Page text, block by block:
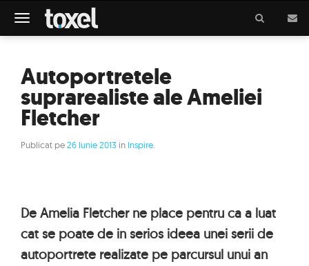
Meniu
Autoportretele
suprarealiste ale Ameliei
Fletcher
Publicat pe26 Iunie 2013 in Inspire
De Amelia Fletcher ne place pentru ca a luat
cat se poate de in serios ideea unei serii de
autoportrete realizate pe parcursul unui an